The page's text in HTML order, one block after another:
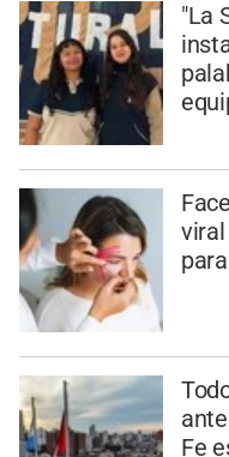
"La
viral
Fe